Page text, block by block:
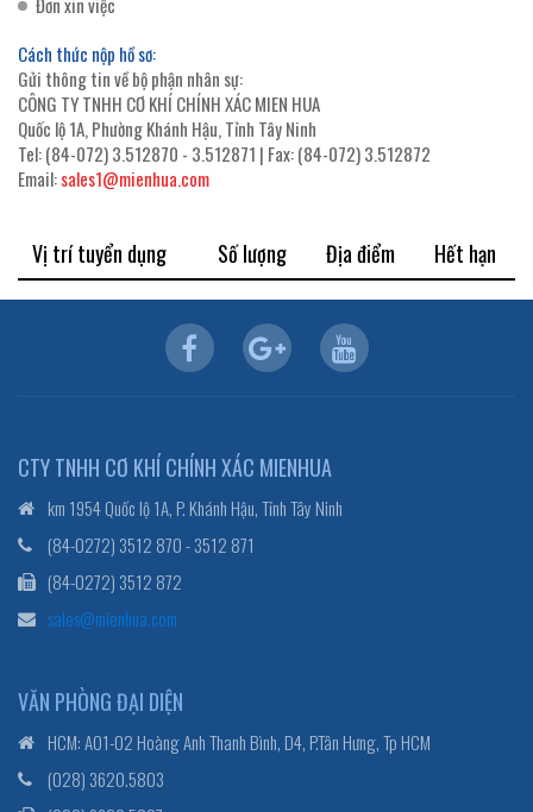
Cách thức nộp hồ sơ:
Gửi thông tin về bộ phận nhân sự:
CÔNG TY TNHH CƠ KHÍ CHÍNH XÁC MIEN HUA
Quốc lộ 1A, Phường Khánh Hậu, Tỉnh Tây Ninh
Tel: (84-072) 3.512870 - 3.512871 | Fax: (84-072) 3.512872
Email:sales1@mienhua.com
Vị trí tuyển dụng Số lượng Địa điểm Hết hạn
CTY TNHH CƠ KHÍ CHÍNH XÁC MIENHUA
km 1954 Quốc lộ 1A, P. Khánh Hậu, Tỉnh Tây Ninh
(84-0272) 3512 870 - 3512 871
(84-0272) 3512 872
sales@mienhua.com
VĂN PHÒNG ĐẠI DIỆN
HCM: A01-02 Hoàng Anh Thanh Bình, D4, P.Tân Hưng, Tp HCM
(028) 3620.5803